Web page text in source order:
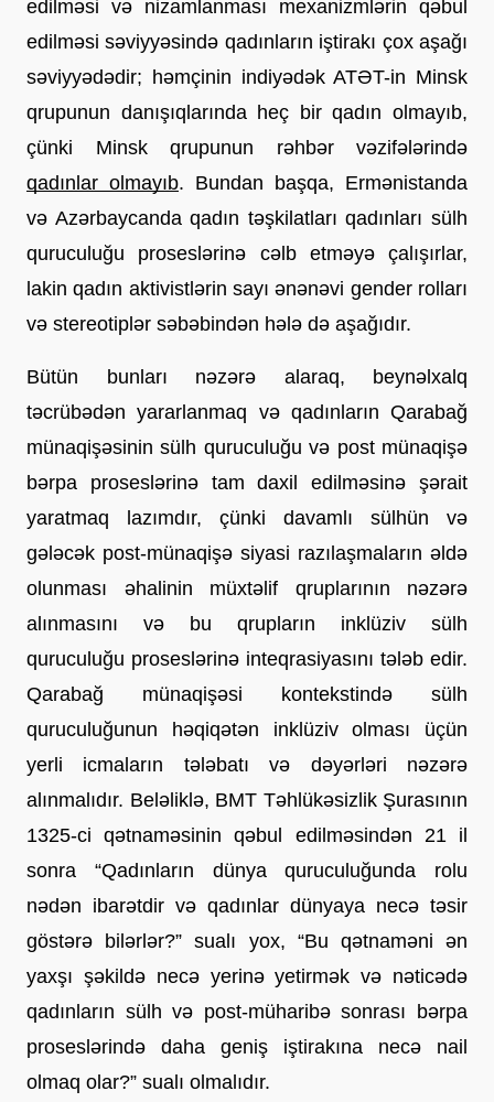
edilməsi və nizamlanması mexanizmlərin qəbul
edilməsi səviyyəsində qadınların iştirakı çox aşağı
səviyyədədir; həmçinin indiyədək ATƏT-in Minsk
qrupunun danışıqlarında heç bir qadın olmayıb,
qadınlar olmayıb. Bundan başqa, Ermənistanda
və Azərbaycanda qadın təşkilatları qadınları sülh
quruculuğu proseslərinə cəlb etməyə çalışırlar,
lakin qadın aktivistlərin sayı ənənəvi gender rolları
və stereotiplər səbəbindən hələ də aşağıdır.
Bütün bunları nəzərə alaraq, beynəlxalq
təcrübədən yararlanmaq və qadınların Qarabağ
münaqişəsinin sülh quruculuğu və post münaqişə
bərpa proseslərinə tam daxil edilməsinə şərait
yaratmaq lazımdır, çünki davamlı sülhün və
gələcək post-münaqişə siyasi razılaşmaların əldə
olunması əhalinin müxtəlif qruplarının nəzərə
alınmasını və bu qrupların inklüziv sülh
quruculuğu proseslərinə inteqrasiyasını tələb edir.
Qarabağ münaqişəsi kontekstində sülh
quruculuğunun həqiqətən inklüziv olması üçün
yerli icmaların tələbatı və dəyərləri nəzərə
alınmalıdır. Beləliklə, BMT Təhlükəsizlik Şurasının
1325-ci qətnaməsinin qəbul edilməsindən 21 il
sonra “Qadınların dünya quruculuğunda rolu
nədən ibarətdir və qadınlar dünyaya necə təsir
göstərə bilərlər?” sualı yox, “Bu qətnaməni ən
yaxşı şəkildə necə yerinə yetirmək və nəticədə
qadınların sülh və post-müharibə sonrası bərpa
proseslərində daha geniş iştirakına necə nail
olmaq olar?” sualı olmalıdır.